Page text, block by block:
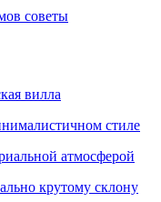
советы
вилла
стиле
атмосферой
крутому склону